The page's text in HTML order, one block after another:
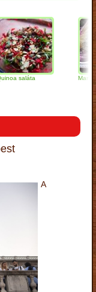
saláta Mandulás
A